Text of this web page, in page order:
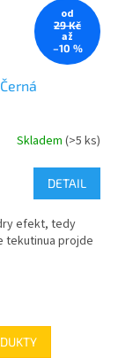
od
29 Kč
až
–10 %
Skladem (>5 ks)
DETAIL
efekt, tedy
tekutinua projde